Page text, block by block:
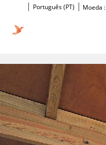
Português (PT) Moeda :